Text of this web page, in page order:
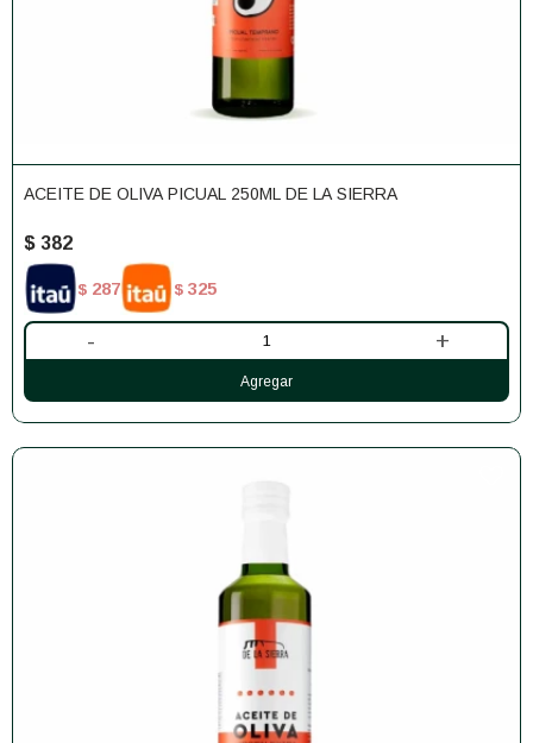
ACEITE DE OLIVA PICUAL 250ML DE LA SIERRA
$ 382
$ 287 $ 325
- +